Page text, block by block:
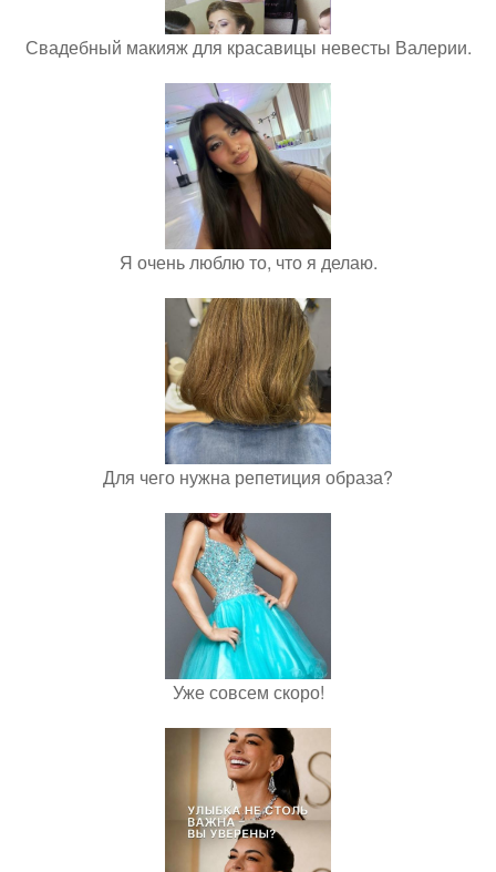
Свадебный макияж для красавицы невесты Валерии.
Я очень люблю то, что я делаю.
Для чего нужна репетиция образа?
Уже совсем скоро!